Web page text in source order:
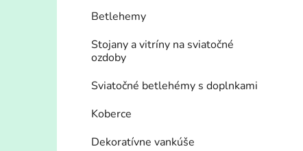
Betlehemy
Stojany a vitríny na sviatočné
ozdoby
Sviatočné betlehémy s doplnkami
Koberce
Dekoratívne vankúše